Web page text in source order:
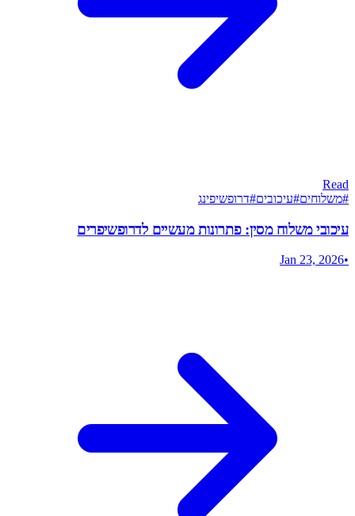
Read
#משלוחים#עיכובים#דרופשיפינג
עיכובי משלוח מסין: פתרונות מעשיים לדרופשיפרים
Jan 23, 2026•